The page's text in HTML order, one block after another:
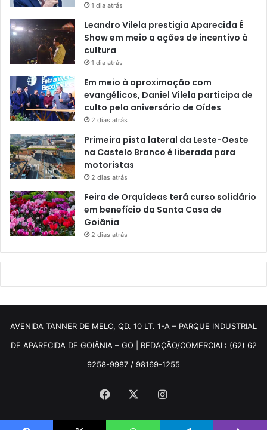
1 dia atrás
Leandro Vilela prestigia Aparecida É
Show em meio a ações de incentivo à
cultura
1 dia atrás
Em meio à aproximação com
evangélicos, Daniel Vilela participa de
culto pelo aniversário de Oídes
2 dias atrás
Primeira pista lateral da Leste-Oeste
na Castelo Branco é liberada para
motoristas
2 dias atrás
Feira de Orquídeas terá curso solidário
em benefício da Santa Casa de
Goiânia
2 dias atrás
AVENIDA TANNER DE MELO, QD. 10 LT. 1-A – PARQUE INDUSTRIAL
DE APARECIDA DE GOIÂNIA – GO | REDAÇÃO/COMERCIAL: (62) 62
9258-9987 / 98169-1255
Facebook Instagram